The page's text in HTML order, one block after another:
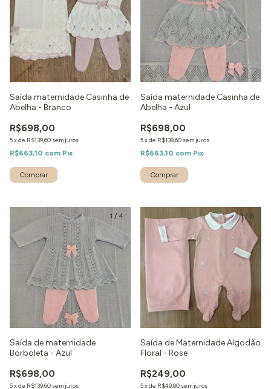
Saída maternidade Casinha de
Abelha - Branco
R$698,00
5xde R$139,60 sem juros
R$663,10 com Pix
Comprar
Saída maternidade Casinha de
Abelha - Azul
R$698,00
5xde R$139,60 sem juros
R$663,10 com Pix
Comprar
1 / 4
Saída de maternidade
Borboleta - Azul
R$698,00
5xde R$139,60 sem juros
1/ 6
Saída de Maternidade Algodão
Floral - Rose
R$249,00
5xde R$49,80 sem juros